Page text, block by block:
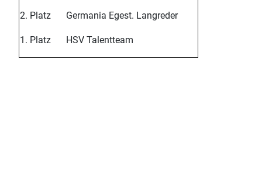
2. Platz Germania Egest. Langreder
1. Platz HSV Talentteam